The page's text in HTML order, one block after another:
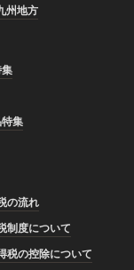
州地方
集
の流れ
制度について
税の控除について